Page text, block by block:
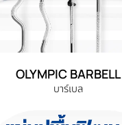
OLYMPIC BARBELL
บาร์เบล